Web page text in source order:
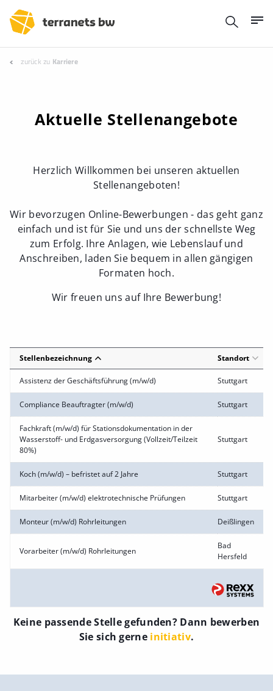
zurück zu Karriere
Aktuelle Stellenangebote
Herzlich Willkommen bei unseren aktuellen
Stellenangeboten!
Wir bevorzugen Online-Bewerbungen - das geht ganz
einfach und ist für Sie und uns der schnellste Weg
zum Erfolg. Ihre Anlagen, wie Lebenslauf und
Anschreiben, laden Sie bequem in allen gängigen
Formaten hoch.
Wir freuen uns auf Ihre Bewerbung!
Stellenbezeichnung Standort
Assistenz der Geschäftsführung (m/w/d) Stuttgart
Compliance Beauftragter (m/w/d) Stuttgart
Fachkraft (m/w/d) für Stationsdokumentation in der
Wasserstoff- und Erdgasversorgung (Vollzeit/Teilzeit
80%)
Stuttgart
Koch (m/w/d) – befristet auf 2 Jahre Stuttgart
Mitarbeiter (m/w/d) elektrotechnische Prüfungen Stuttgart
Monteur (m/w/d) Rohrleitungen Deißlingen
Vorarbeiter (m/w/d) Rohrleitungen
Bad
Hersfeld
Keine passende Stelle gefunden? Dann bewerben
Sie sich gerne initiativ.